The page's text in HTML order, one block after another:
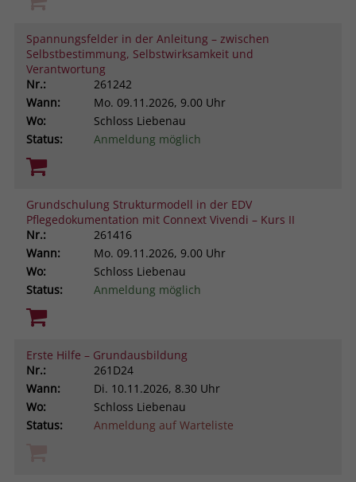
Spannungsfelder in der Anleitung – zwischen
Selbstbestimmung, Selbstwirksamkeit und
Verantwortung
Nr.:
261242
Wann:
Mo. 09.11.2026, 9.00 Uhr
Wo:
Schloss Liebenau
Status:
Anmeldung möglich
Grundschulung Strukturmodell in der EDV
Pflegedokumentation mit Connext Vivendi – Kurs II
Nr.:
261416
Wann:
Mo. 09.11.2026, 9.00 Uhr
Wo:
Schloss Liebenau
Status:
Anmeldung möglich
Erste Hilfe – Grundausbildung
Nr.:
261D24
Wann:
Di. 10.11.2026, 8.30 Uhr
Wo:
Schloss Liebenau
Status:
Anmeldung auf Warteliste